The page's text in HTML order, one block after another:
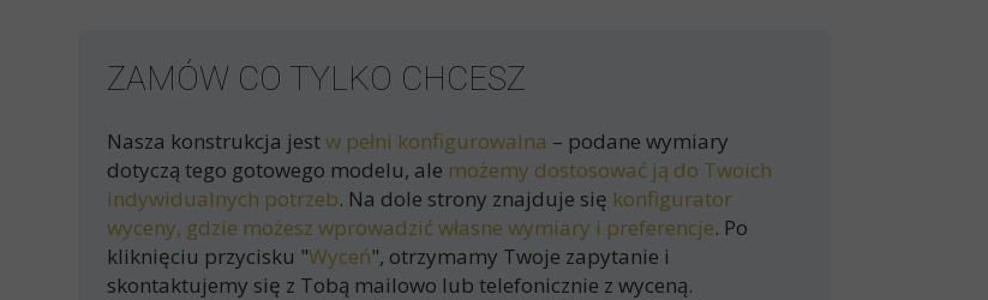
ZAMÓW CO TYLKO CHCESZ
Nasza konstrukcja jestw pełni konfigurowalna – podane wymiary
dotyczą tego gotowego modelu, ale możemy dostosować ją do Twoich
indywidualnych potrzeb. Na dole strony znajduje się konfigurator
wyceny, gdzie możesz wprowadzić własne wymiary i preferencje. Po
kliknięciu przycisku "Wyceń", otrzymamy Twoje zapytanie i
skontaktujemy się z Tobą mailowo lub telefonicznie z wyceną.